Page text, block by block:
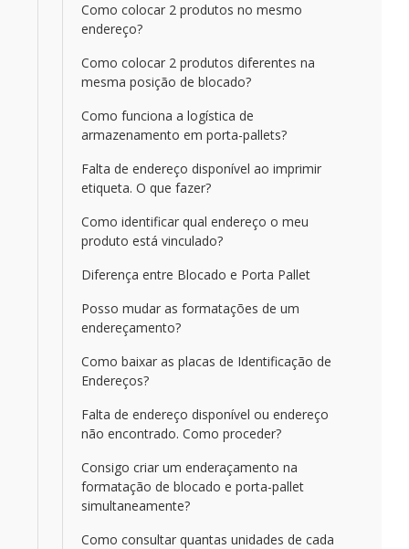
Como colocar 2 produtos no mesmo
endereço?
Como colocar 2 produtos diferentes na
mesma posição de blocado?
Como funciona a logística de
armazenamento em porta-pallets?
Falta de endereço disponível ao imprimir
etiqueta. O que fazer?
Como identificar qual endereço o meu
produto está vinculado?
Diferença entre Blocado e Porta Pallet
Posso mudar as formatações de um
endereçamento?
Como baixar as placas de Identificação de
Endereços?
Falta de endereço disponível ou endereço
não encontrado. Como proceder?
Consigo criar um enderaçamento na
formatação de blocado e porta-pallet
simultaneamente?
Como consultar quantas unidades de cada